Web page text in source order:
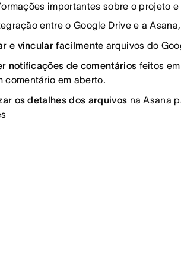
importantes sobre o projeto
entre o Google Drive e a
e vincular facilmente arquivos do
notificações de comentários feitos
comentário em aberto.
os detalhes dos arquivos na Asana